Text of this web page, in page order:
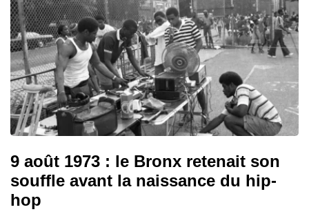
9 août 1973 : le Bronx retenait son
souffle avant la naissance du hip-
hop